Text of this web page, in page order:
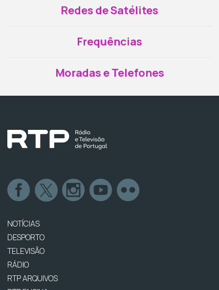
Redes de Satélites
Frequências
Moradas e Telefones
NOTÍCIAS
DESPORTO
TELEVISÃO
RÁDIO
RTP ARQUIVOS